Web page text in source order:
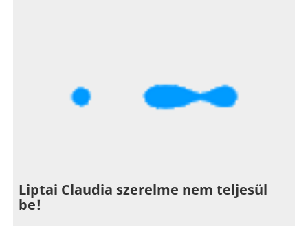
Liptai Claudia szerelme nem teljesül
be!